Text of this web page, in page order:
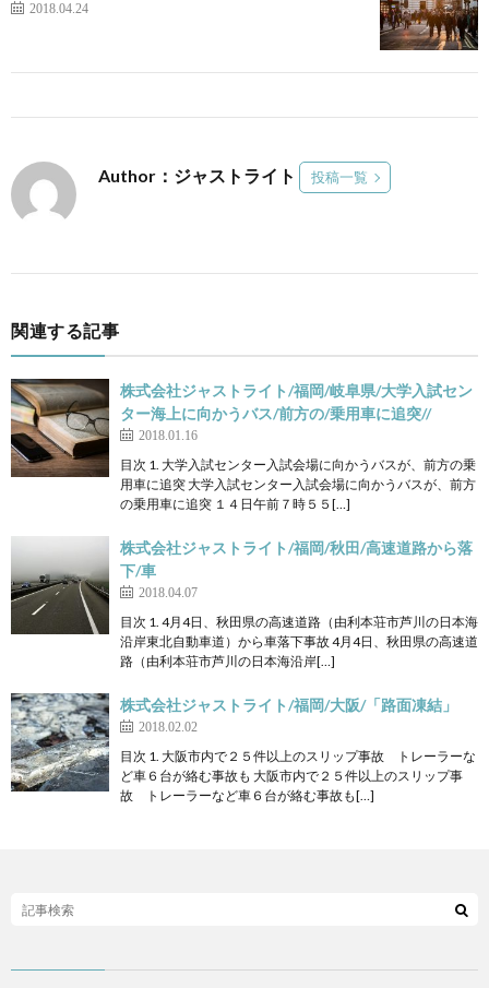
2018.04.24
Author：ジャストライト 投稿一覧
関連する記事
株式会社ジャストライト/福岡/岐阜県/大学入試セン
ター海上に向かうバス/前方の/乗用車に追突//
2018.01.16
目次 1. 大学入試センター入試会場に向かうバスが、前方の乗
用車に追突 大学入試センター入試会場に向かうバスが、前方
の乗用車に追突 １４日午前７時５５[…]
株式会社ジャストライト/福岡/秋田/高速道路から落
下/車
2018.04.07
目次 1. 4月4日、秋田県の高速道路（由利本荘市芦川の日本海
沿岸東北自動車道）から車落下事故 4月4日、秋田県の高速道
路（由利本荘市芦川の日本海沿岸[…]
株式会社ジャストライト/福岡/大阪/「路面凍結」
2018.02.02
目次 1. 大阪市内で２５件以上のスリップ事故 トレーラーな
ど車６台が絡む事故も 大阪市内で２５件以上のスリップ事
故 トレーラーなど車６台が絡む事故も[…]